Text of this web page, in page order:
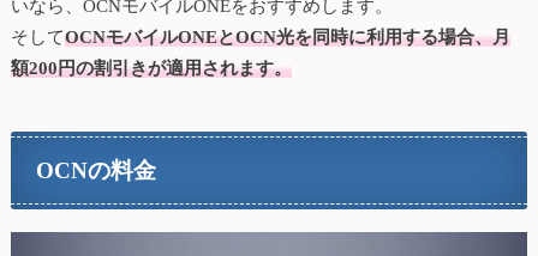
いなら、OCNモバイルONEをおすすめします。
そしてOCNモバイルONEとOCN光を同時に利用する場合、月
額200円の割引きが適用されます。
OCNの料金